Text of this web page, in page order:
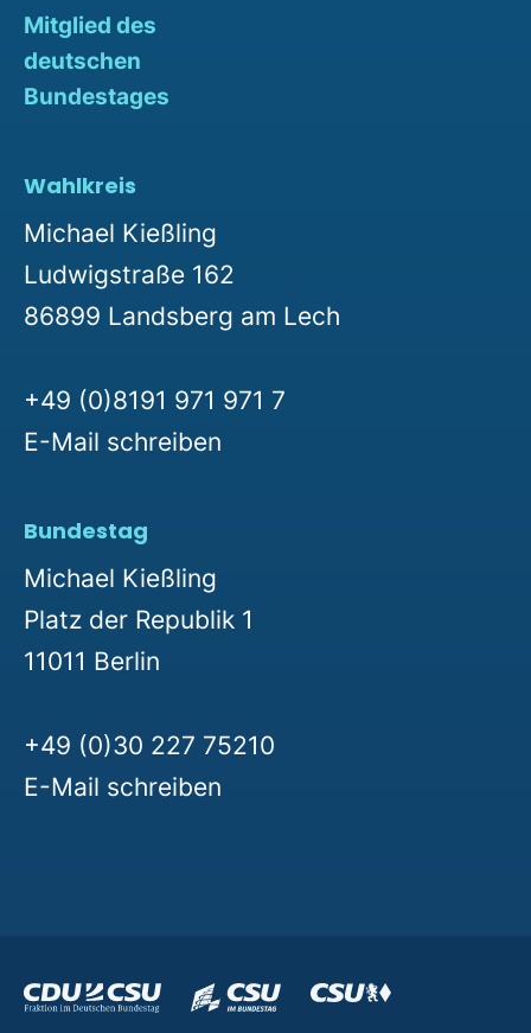
Mitglied des
deutschen
Bundestages
Wahlkreis
Michael Kießling
Ludwigstraße 162
86899 Landsberg am Lech
+49 (0)8191 971 971 7
E-Mail schreiben
Bundestag
Michael Kießling
Platz der Republik 1
11011 Berlin
+49 (0)30 227 75210
E-Mail schreiben